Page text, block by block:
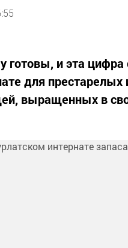
готовы, и эта
для
выращенных в